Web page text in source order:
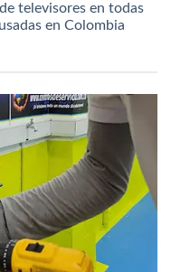
televisores en todas
en Colombia